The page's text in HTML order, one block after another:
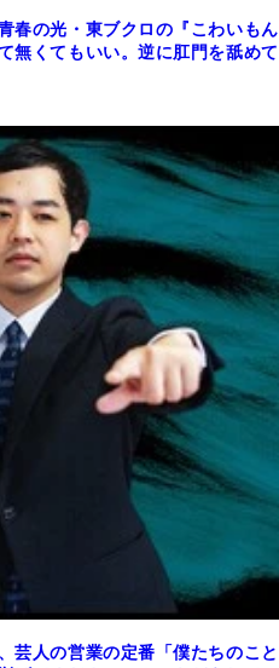
春の光・東ブクロの『こわいもん
無くてもいい。逆に肛門を舐めて
芸人の営業の定番「僕たちのこと